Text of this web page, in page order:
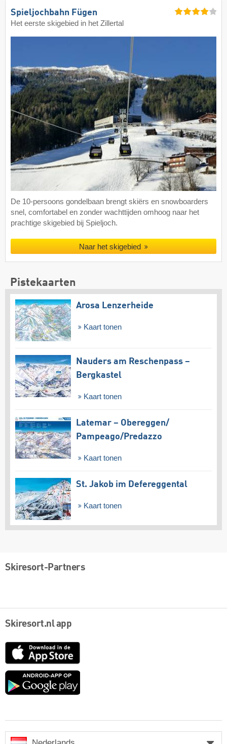
Spieljochbahn Fügen
Het eerste skigebied in het Zillertal
De 10-persoons gondelbaan brengt skiërs en snowboarders
snel, comfortabel en zonder wachttijden omhoog naar het
prachtige skigebied bij Spieljoch.
Naar het skigebied
Pistekaarten
Arosa Lenzerheide
Kaart tonen
Nauders am Reschenpass –
Bergkastel
Kaart tonen
Latemar – Obereggen/​
Pampeago/​Predazzo
Kaart tonen
St. Jakob im Defereggental
Kaart tonen
Skiresort-Partners
Skiresort.nl app
App
Google